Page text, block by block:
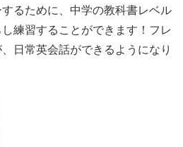
るために、中学の教科書レベル
練習することができます！フレ
日常英会話ができるようになり